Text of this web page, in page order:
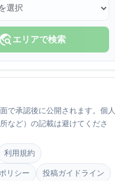
travel_exploreエリアで検索
で承認後に公開されます。個人
など）の記載は避けてくださ
利用規約
リシー 投稿ガイドライン